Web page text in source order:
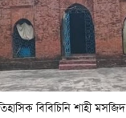
বিবিচিনি শাহী মসজিদ